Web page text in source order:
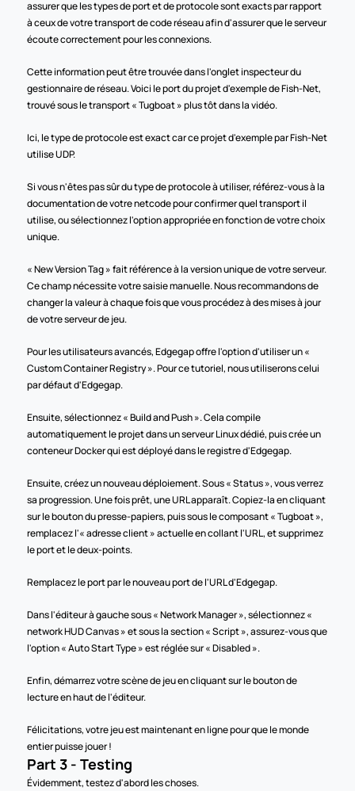
assurer que les types de port et de protocole sont exacts par rapport
à ceux de votre transport de code réseau afin d'assurer que le serveur
écoute correctement pour les connexions.
Cette information peut être trouvée dans l'onglet inspecteur du
gestionnaire de réseau. Voici le port du projet d'exemple de Fish-Net,
trouvé sous le transport « Tugboat » plus tôt dans la vidéo.
Ici, le type de protocole est exact car ce projet d'exemple par Fish-Net
utilise UDP.
Si vous n'êtes pas sûr du type de protocole à utiliser, référez-vous à la
documentation de votre netcode pour confirmer quel transport il
utilise, ou sélectionnez l'option appropriée en fonction de votre choix
unique.
« New Version Tag » fait référence à la version unique de votre serveur.
Ce champ nécessite votre saisie manuelle. Nous recommandons de
changer la valeur à chaque fois que vous procédez à des mises à jour
de votre serveur de jeu.
Pour les utilisateurs avancés, Edgegap offre l'option d'utiliser un «
Custom Container Registry ». Pour ce tutoriel, nous utiliserons celui
par défaut d'Edgegap.
Ensuite, sélectionnez « Build and Push ». Cela compile
automatiquement le projet dans un serveur Linux dédié, puis crée un
conteneur Docker qui est déployé dans le registre d'Edgegap.
Ensuite, créez un nouveau déploiement. Sous « Status », vous verrez
sa progression. Une fois prêt, une URL apparaît. Copiez-la en cliquant
sur le bouton du presse-papiers, puis sous le composant « Tugboat »,
remplacez l'« adresse client » actuelle en collant l'URL, et supprimez
le port et le deux-points.
Remplacez le port par le nouveau port de l'URL d'Edgegap.
Dans l'éditeur à gauche sous « Network Manager », sélectionnez «
network HUD Canvas » et sous la section « Script », assurez-vous que
l'option « Auto Start Type » est réglée sur « Disabled ».
Enfin, démarrez votre scène de jeu en cliquant sur le bouton de
lecture en haut de l'éditeur.
Félicitations, votre jeu est maintenant en ligne pour que le monde
entier puisse jouer !
Part 3 - Testing
Évidemment, testez d'abord les choses.